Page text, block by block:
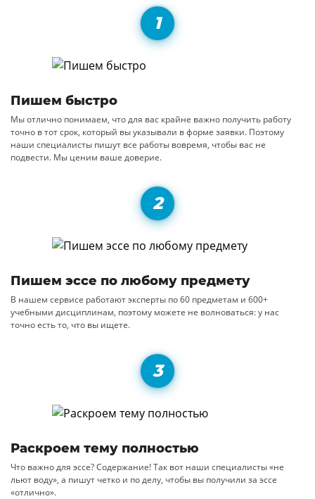
Пишем быстро
Мы отлично понимаем, что для вас крайне важно получить работу
точно в тот срок, который вы указывали в форме заявки. Поэтому
наши специалисты пишут все работы вовремя, чтобы вас не
подвести. Мы ценим ваше доверие.
Пишем эссе по любому предмету
В нашем сервисе работают эксперты по 60 предметам и 600+
учебными дисциплинам, поэтому можете не волноваться: у нас
точно есть то, что вы ищете.
Раскроем тему полностью
Что важно для эссе? Содержание! Так вот наши специалисты «не
льют воду», а пишут четко и по делу, чтобы вы получили за эссе
«отлично».